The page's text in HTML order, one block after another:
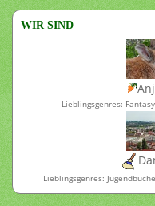
WIR SIND
Lieblingsgenres:
Lieblingsgenres: